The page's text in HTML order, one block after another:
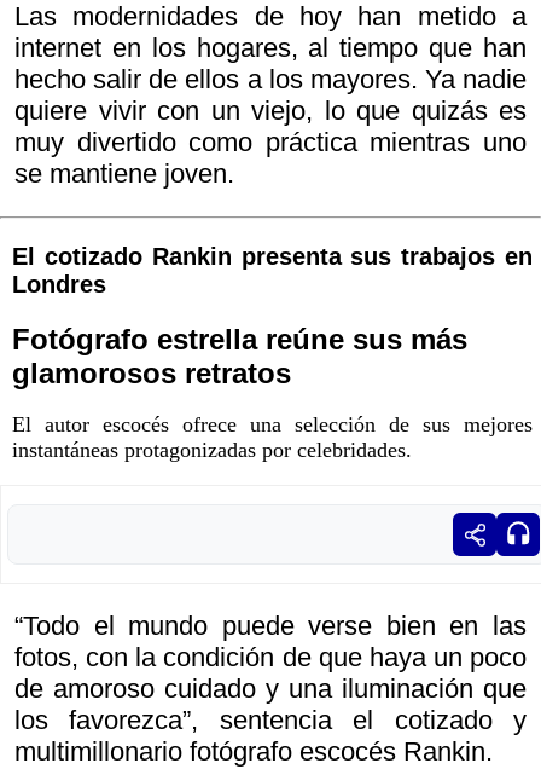
Las modernidades de hoy han metido a
internet en los hogares, al tiempo que han
hecho salir de ellos a los mayores. Ya nadie
quiere vivir con un viejo, lo que quizás es
muy divertido como práctica mientras uno
se mantiene joven.
El cotizado Rankin presenta sus trabajos en
Londres
Fotógrafo estrella reúne sus más
glamorosos retratos
El autor escocés ofrece una selección de sus mejores
instantáneas protagonizadas por celebridades.
“Todo el mundo puede verse bien en las
fotos, con la condición de que haya un poco
de amoroso cuidado y una iluminación que
los favorezca”, sentencia el cotizado y
multimillonario fotógrafo escocés Rankin.